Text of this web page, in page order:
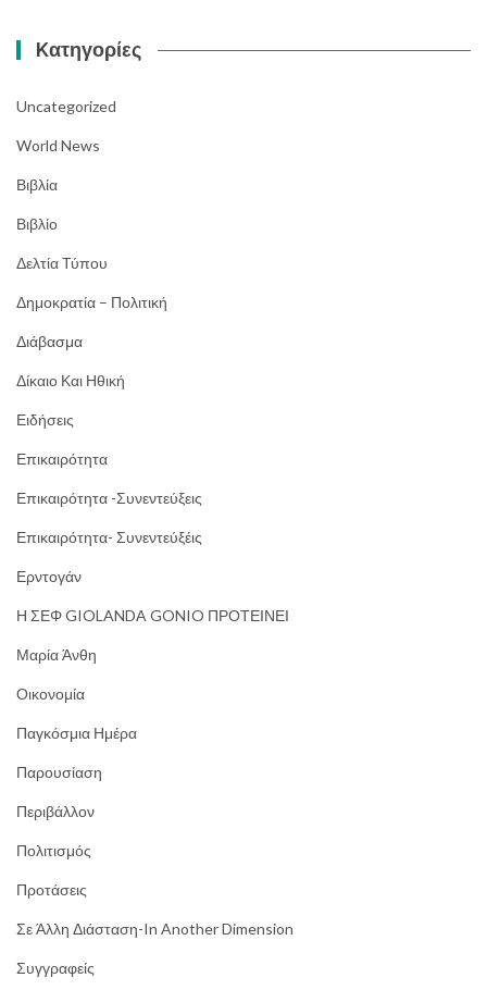
Kατηγορίες
Uncategorized
World News
Βιβλία
Βιβλίο
Δελτία Τύπου
Δημοκρατία – Πολιτική
Διάβασμα
Δίκαιο Και Ηθική
Ειδήσεις
Επικαιρότητα
Επικαιρότητα -Συνεντεύξεις
Επικαιρότητα- Συνεντεύξέις
Ερντογάν
Η ΣΕΦ GIOLANDA GONIO ΠΡΟΤΕΙΝΕΙ
Μαρία Άνθη
Οικονομία
Παγκόσμια Ημέρα
Παρουσίαση
Περιβάλλον
Πολιτισμός
Προτάσεις
Σε Άλλη Διάσταση-In Another Dimension
Συγγραφείς